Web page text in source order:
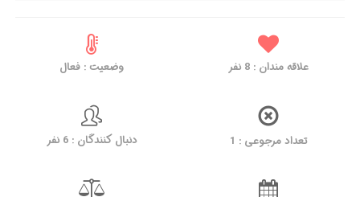
علاقه مندان : 8 نفر وضعیت : فعال
تعداد مرجوعی : 1 دنبال کنندگان : 6 نفر